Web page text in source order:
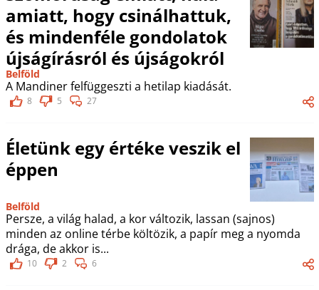
amiatt, hogy csinálhattuk,
és mindenféle gondolatok
újságírásról és újságokról
Belföld
A Mandiner felfüggeszti a hetilap kiadását.
8 5 27
Életünk egy értéke veszik el
éppen
Belföld
Persze, a világ halad, a kor változik, lassan (sajnos)
minden az online térbe költözik, a papír meg a nyomda
drága, de akkor is...
10 2 6